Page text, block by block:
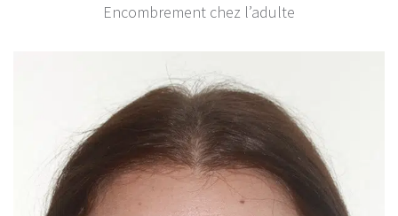
Encombrement chez l’adulte